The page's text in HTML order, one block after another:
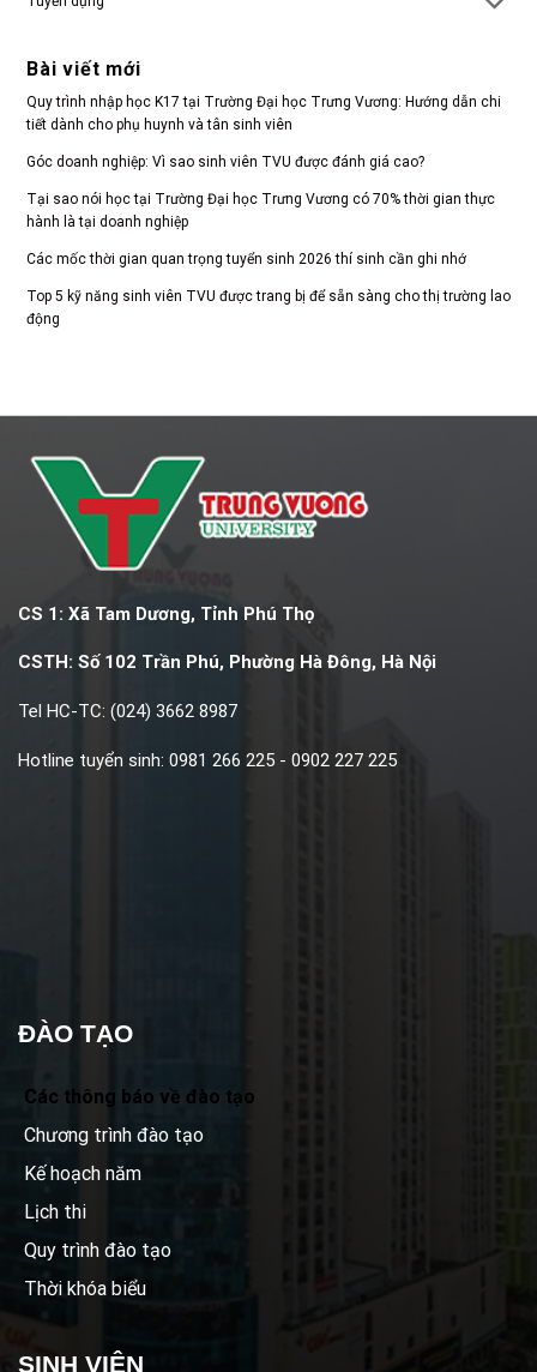
Bài viết mới
Quy trình nhập học K17 tại Trường Đại học Trưng Vương: Hướng dẫn chi
tiết dành cho phụ huynh và tân sinh viên
Góc doanh nghiệp: Vì sao sinh viên TVU được đánh giá cao?
Tại sao nói học tại Trường Đại học Trưng Vương có 70% thời gian thực
hành là tại doanh nghiệp
Các mốc thời gian quan trọng tuyển sinh 2026 thí sinh cần ghi nhớ
Top 5 kỹ năng sinh viên TVU được trang bị để sẵn sàng cho thị trường lao
động
CS 1: Xã Tam Dương, Tỉnh Phú Thọ
CSTH: Số 102 Trần Phú, Phường Hà Đông, Hà Nội
Tel HC-TC: (024) 3662 8987
Hotline tuyển sinh: 0981 266 225 - 0902 227 225
ĐÀO TẠO
Các thông báo về đào tạo
Chương trình đào tạo
Kế hoạch năm
Lịch thi
Quy trình đào tạo
Thời khóa biểu
SINH VIÊN